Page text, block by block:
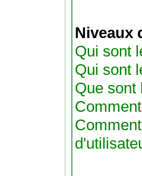
Niveaux
Qui sont
Qui sont
Que sont